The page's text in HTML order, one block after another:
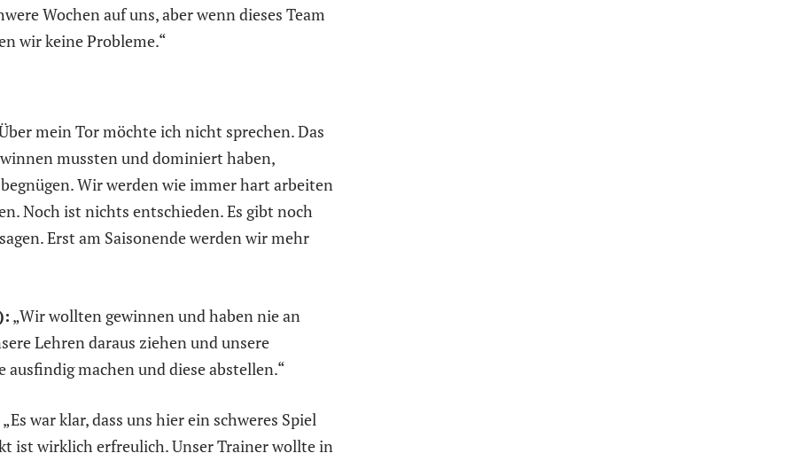
Wochen auf uns, aber wenn dieses Team
wir keine Probleme.“
mein Tor möchte ich nicht sprechen. Das
mussten und dominiert haben,
Wir werden wie immer hart arbeiten
Noch ist nichts entschieden. Es gibt noch
Erst am Saisonende werden wir mehr
„Wir wollten gewinnen und haben nie an
Lehren daraus ziehen und unsere
machen und diese abstellen.“
„Es war klar, dass uns hier ein schweres Spiel
ist wirklich erfreulich. Unser Trainer wollte in